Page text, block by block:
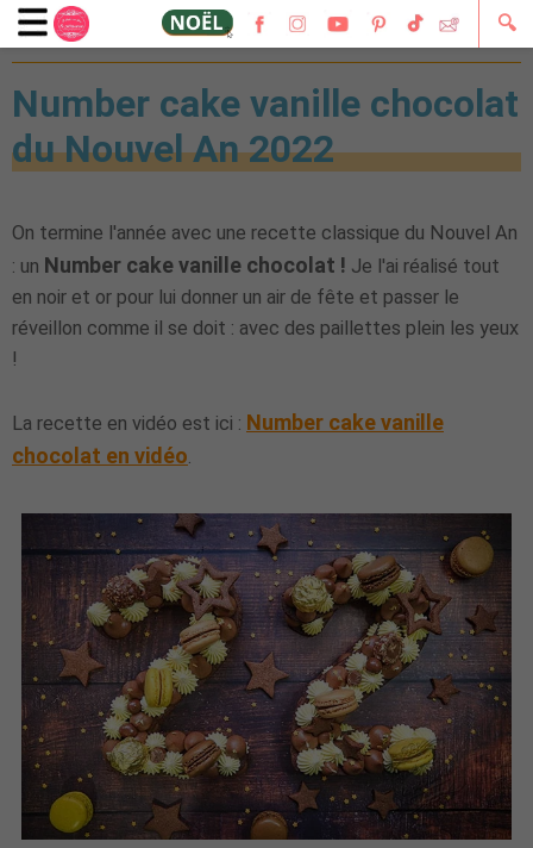
🔍
29 décembre 2021
Number cake vanille chocolat
du Nouvel An 2022
On termine l'année avec une recette classique du Nouvel An
: un Number cake vanille chocolat ! Je l'ai réalisé tout
en noir et or pour lui donner un air de fête et passer le
réveillon comme il se doit : avec des paillettes plein les yeux
!
La recette en vidéo est ici : Number cake vanille
chocolat en vidéo